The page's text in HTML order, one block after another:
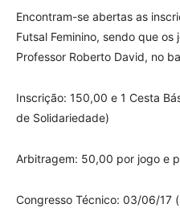
Encontram-se abertas as
Futsal Feminino, sendo que os
Professor Roberto David, no
Inscrição: 150,00 e 1 Cesta
de Solidariedade)
Arbitragem: 50,00 por jogo e
Congresso Técnico: 03/06/17